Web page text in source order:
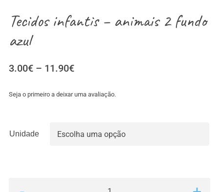
Tecidos infantis – animais 2 fundo
azul
3.00€ – 11.90€Price
3.00€
Seja o primeiro a deixar uma avaliação.
Unidade